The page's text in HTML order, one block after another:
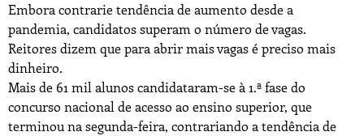
Embora contrarie tendência de aumento desde a
pandemia, candidatos superam o número de vagas.
Reitores dizem que para abrir mais vagas é preciso mais
dinheiro.
Mais de 61 mil alunos candidataram-se à 1.ª fase do
concurso nacional de acesso ao ensino superior, que
terminou na segunda-feira, contrariando a tendência de